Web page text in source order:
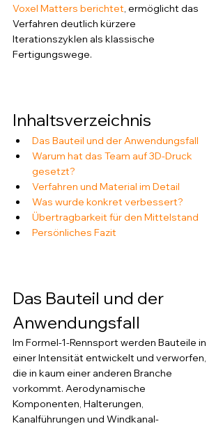
Voxel Matters berichtet, ermöglicht das
Verfahren deutlich kürzere
Iterationszyklen als klassische
Fertigungswege.
Inhaltsverzeichnis
Das Bauteil und der Anwendungsfall
Warum hat das Team auf 3D-Druck
gesetzt?
Verfahren und Material im Detail
Was wurde konkret verbessert?
Übertragbarkeit für den Mittelstand
Persönliches Fazit
Das Bauteil und der
Anwendungsfall
Im Formel-1-Rennsport werden Bauteile in
einer Intensität entwickelt und verworfen,
die in kaum einer anderen Branche
vorkommt. Aerodynamische
Komponenten, Halterungen,
Kanalführungen und Windkanal-